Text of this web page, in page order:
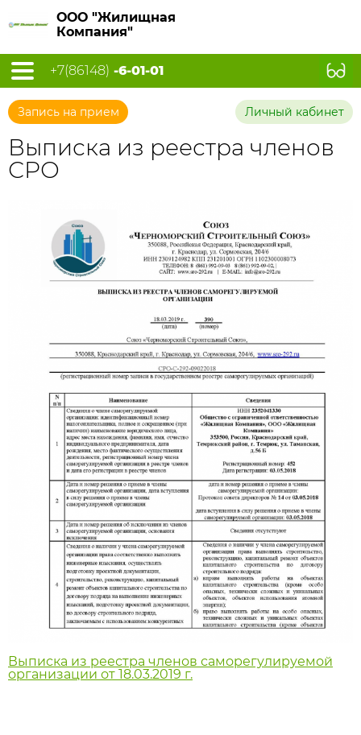
ООО "Жилищная
Компания"
+7(86148) -6-01-01
Запись на прием Личный кабинет
Выписка из реестра членов
СРО
Выписка из реестра членов саморегулируемой
организации от 18.03.2019 г.